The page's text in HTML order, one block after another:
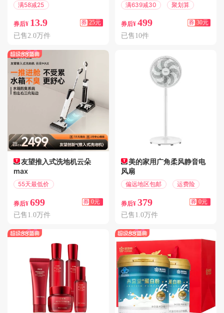
满58减25
券后¥ 13.9 券 25元
已售2.0万件
友望推入式洗地机云朵
max
55天最低价
券后¥ 699 券 0元
已售1.0万件
满639减30 聚划算
券后¥ 499 券 30元
已售10件
美的家用广角柔风静音电
风扇
偏远地区包邮 运费险
券后¥ 379 券 0元
已售1.0万件